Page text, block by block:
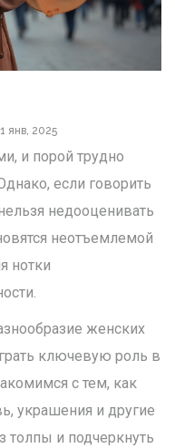
янв, 2025
и порой трудно
если говорить
недооценивать
неотъемлемой
нотки
женских
ключевую роль в
с тем, как
украшения и другие
толпы и подчеркнуть